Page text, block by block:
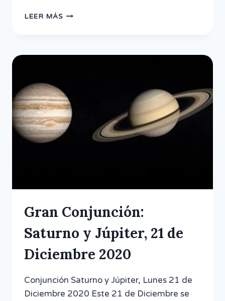
LEER MÁS COMPATIBILIDAD
ZODIACALES
Gran Conjunción:
Saturno y Júpiter, 21 de
Diciembre 2020
Conjunción Saturno y Júpiter, Lunes 21 de
Diciembre 2020 Este 21 de Diciembre se